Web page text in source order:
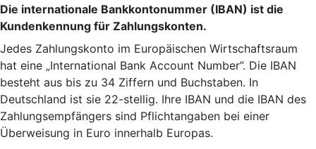
Die internationale Bankkontonummer (IBAN) ist die
Kundenkennung für Zahlungskonten.
Jedes Zahlungskonto im Europäischen Wirtschaftsraum
hat eine „International Bank Account Number”. Die IBAN
besteht aus bis zu 34 Ziffern und Buchstaben. In
Deutschland ist sie 22-stellig. Ihre IBAN und die IBAN des
Zahlungsempfängers sind Pflichtangaben bei einer
Überweisung in Euro innerhalb Europas.